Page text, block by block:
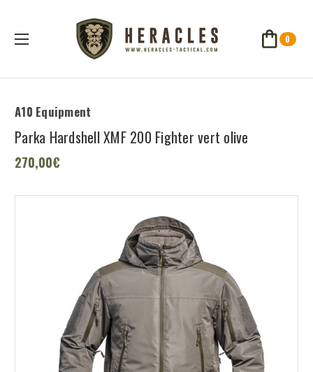
0
A10 Equipment
Parka Hardshell XMF 200 Fighter vert olive
270,00€